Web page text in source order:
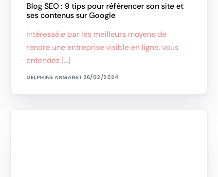
Blog SEO : 9 tips pour référencer son site et
ses contenus sur Google
Intéressé.e par les meilleurs moyens de
rendre une entreprise visible en ligne, vous
entendez […]
DELPHINE ARMANET26/02/2024